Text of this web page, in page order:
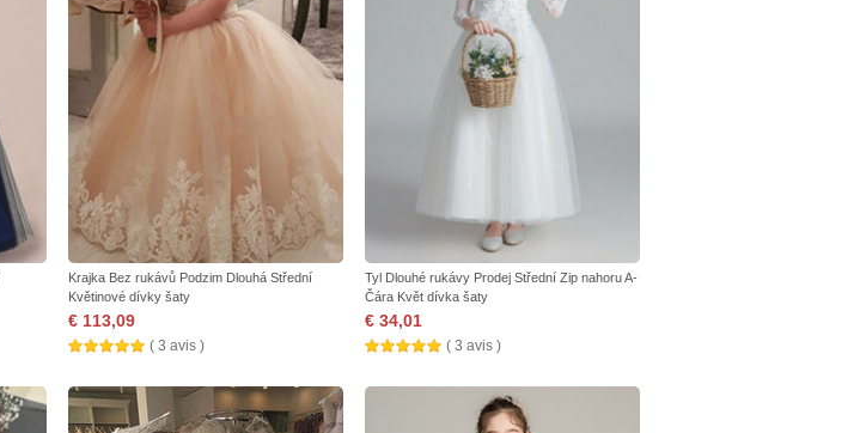
Krajka Bez rukávů Podzim Dlouhá Střední
Květinové dívky šaty
€ 113,09
( 3 avis )
Tyl Dlouhé rukávy Prodej Střední Zip nahoru A-
Čára Květ dívka šaty
€ 34,01
( 3 avis )